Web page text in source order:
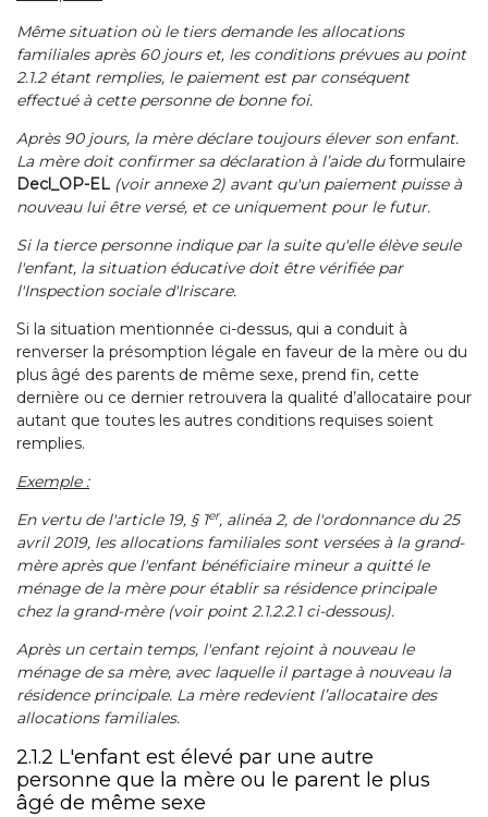
Même situation où le tiers demande les allocations
familiales après 60 jours et, les conditions prévues au point
2.1.2 étant remplies, le paiement est par conséquent
effectué à cette personne de bonne foi.
Après 90 jours, la mère déclare toujours élever son enfant.
La mère doit confirmer sa déclaration à l’aide duformulaire
Decl_OP-EL (voir annexe 2) avant qu'un paiement puisse à
nouveau lui être versé, et ce uniquement pour le futur.
Si la tierce personne indique par la suite qu'elle élève seule
l'enfant, la situation éducative doit être vérifiée par
l'Inspection sociale d'Iriscare.
Si la situation mentionnée ci-dessus, qui a conduit à
renverser la présomption légale en faveur de la mère ou du
plus âgé des parents de même sexe, prend fin, cette
dernière ou ce dernier retrouvera la qualité d’allocataire pour
autant que toutes les autres conditions requises soient
remplies.
Exemple :
En vertu de l'article 19, § 1er, alinéa 2, de l'ordonnance du 25
avril 2019, les allocations familiales sont versées à la grand-
mère après que l'enfant bénéficiaire mineur a quitté le
ménage de la mère pour établir sa résidence principale
chez la grand-mère (voir point 2.1.2.2.1 ci-dessous).
Après un certain temps, l'enfant rejoint à nouveau le
ménage de sa mère, avec laquelle il partage à nouveau la
résidence principale. La mère redevient l’allocataire des
allocations familiales.
2.1.2 L'enfant est élevé par une autre
personne que la mère ou le parent le plus
âgé de même sexe